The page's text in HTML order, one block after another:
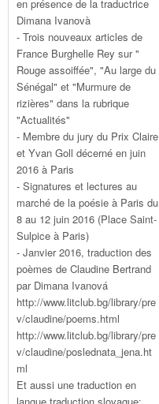
en présence de la traductrice
Dimana Ivanovà
- Trois nouveaux articles de
France Burghelle Rey sur "
Rouge assoiffée", "Au large du
Sénégal" et "Murmure de
rizières" dans la rubrique
"Actualités"
- Membre du jury du Prix Claire
et Yvan Goll décerné en juin
2016 à Paris
- Signatures et lectures au
marché de la poésie à Paris du
8 au 12 juin 2016 (Place Saint-
Sulpice à Paris)
- Janvier 2016, traduction des
poèmes de Claudine Bertrand
par Dimana Ivanová
http://www.litclub.bg/library/pre
v/claudine/poems.html
http://www.litclub.bg/library/pre
v/claudine/poslednata_jena.ht
ml
Et aussi une traduction en